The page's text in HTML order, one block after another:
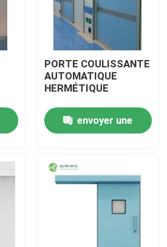
PORTE COULISSANTE
AUTOMATIQUE
HERMÉTIQUE
envoyer une